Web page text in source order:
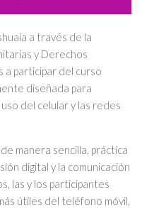
a través de la
y Derechos
a participar del curso
diseñada para
del celular y las redes
manera sencilla, práctica
digital y la comunicación
las y los participantes
útiles del teléfono móvil,